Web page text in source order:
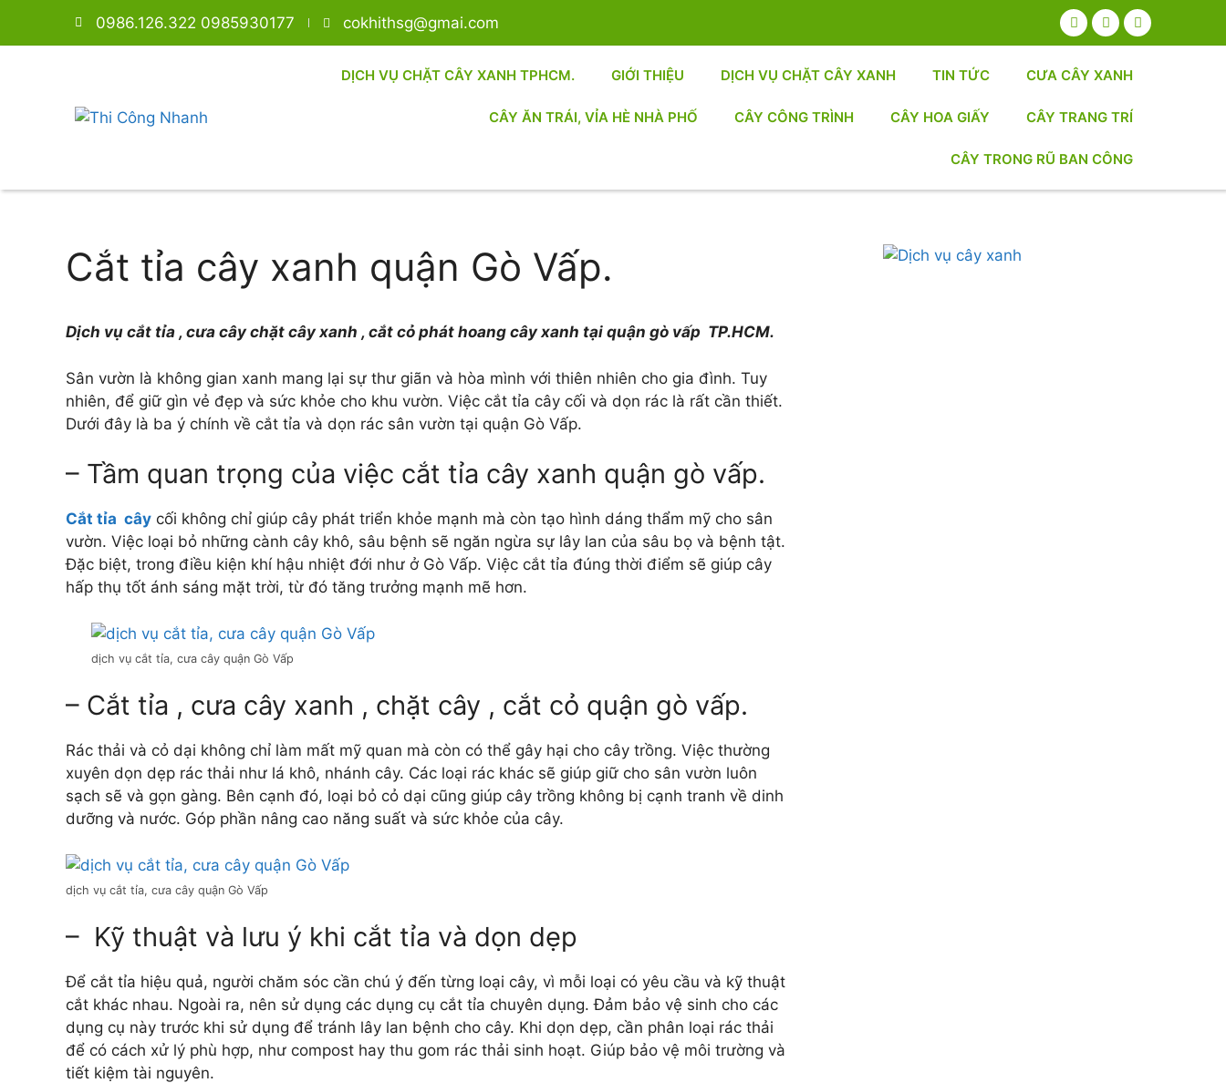
0986.126.322 0985930177 cokhithsg@gmai.com
DỊCH VỤ CHẶT CÂY XANH TPHCM. GIỚI THIỆU DỊCH VỤ CHẶT CÂY XANH TIN TỨC CƯA CÂY XANH
CÂY ĂN TRÁI, VỈA HÈ NHÀ PHỐ CÂY CÔNG TRÌNH CÂY HOA GIẤY CÂY TRANG TRÍ
CÂY TRONG RŨ BAN CÔNG
Cắt tỉa cây xanh quận Gò Vấp.
Dịch vụ cắt tỉa , cưa cây chặt cây xanh , cắt cỏ phát hoang cây xanh tại quận gò vấp TP.HCM.
Sân vườn là không gian xanh mang lại sự thư giãn và hòa mình với thiên nhiên cho gia đình. Tuy
nhiên, để giữ gìn vẻ đẹp và sức khỏe cho khu vườn. Việc cắt tỉa cây cối và dọn rác là rất cần thiết.
Dưới đây là ba ý chính về cắt tỉa và dọn rác sân vườn tại quận Gò Vấp.
– Tầm quan trọng của việc cắt tỉa cây xanh quận gò vấp.
Cắt tỉa cây cối không chỉ giúp cây phát triển khỏe mạnh mà còn tạo hình dáng thẩm mỹ cho sân
vườn. Việc loại bỏ những cành cây khô, sâu bệnh sẽ ngăn ngừa sự lây lan của sâu bọ và bệnh tật.
Đặc biệt, trong điều kiện khí hậu nhiệt đới như ở Gò Vấp. Việc cắt tỉa đúng thời điểm sẽ giúp cây
hấp thụ tốt ánh sáng mặt trời, từ đó tăng trưởng mạnh mẽ hơn.
dịch vụ cắt tỉa, cưa cây quận Gò Vấp
– Cắt tỉa , cưa cây xanh , chặt cây , cắt cỏ quận gò vấp.
Rác thải và cỏ dại không chỉ làm mất mỹ quan mà còn có thể gây hại cho cây trồng. Việc thường
xuyên dọn dẹp rác thải như lá khô, nhánh cây. Các loại rác khác sẽ giúp giữ cho sân vườn luôn
sạch sẽ và gọn gàng. Bên cạnh đó, loại bỏ cỏ dại cũng giúp cây trồng không bị cạnh tranh về dinh
dưỡng và nước. Góp phần nâng cao năng suất và sức khỏe của cây.
dịch vụ cắt tỉa, cưa cây quận Gò Vấp
– Kỹ thuật và lưu ý khi cắt tỉa và dọn dẹp
Để cắt tỉa hiệu quả, người chăm sóc cần chú ý đến từng loại cây, vì mỗi loại có yêu cầu và kỹ thuật
cắt khác nhau. Ngoài ra, nên sử dụng các dụng cụ cắt tỉa chuyên dụng. Đảm bảo vệ sinh cho các
dụng cụ này trước khi sử dụng để tránh lây lan bệnh cho cây. Khi dọn dẹp, cần phân loại rác thải
để có cách xử lý phù hợp, như compost hay thu gom rác thải sinh hoạt. Giúp bảo vệ môi trường và
tiết kiệm tài nguyên.